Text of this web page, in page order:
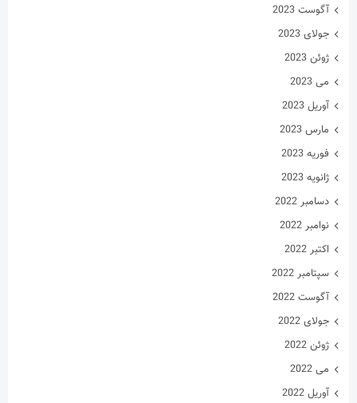
آگوست 2023
جولای 2023
ژوئن 2023
می 2023
آوریل 2023
مارس 2023
فوریه 2023
ژانویه 2023
دسامبر 2022
نوامبر 2022
اکتبر 2022
سپتامبر 2022
آگوست 2022
جولای 2022
ژوئن 2022
می 2022
آوریل 2022